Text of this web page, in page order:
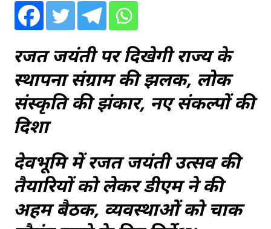
रजत जयंती पर दिखेगी राज्य के
स्थापना संग्राम की झलक, लोक
संस्कृति की झंकार, नए संकल्पों की
दिशा
देवभूमि में रजत जयंती उत्सव की
तैयारियों को लेकर डीएम ने की
अहम बैठक, व्यवस्थाओं को चाक